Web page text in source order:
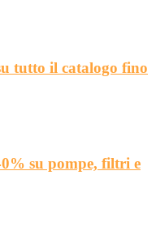
tutto il catalogo fino
su pompe, filtri e